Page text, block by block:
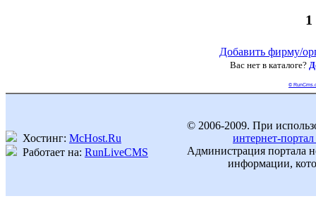
1
Добавить фирму/
Вас нет в каталоге?
©
Хостинг: McHost.Ru
Работает на: RunLiveCMS
© 2006-2009. При
интернет-
Администрация портала
информации,